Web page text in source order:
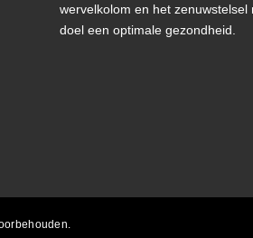
wervelkolom en het zenuwstelsel
doel een optimale gezondheid.